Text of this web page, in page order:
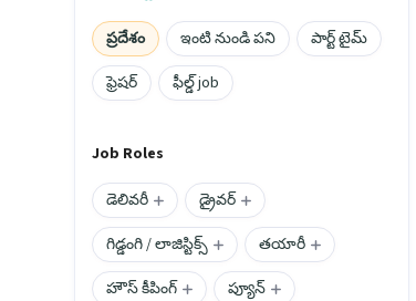
ప్రదేశం ఇంటి నుండి పని
పార్ట్ టైమ్
ఫ్రెషర్
ఫీల్డ్ job
Job Roles
డెలివరీ
డ్రైవర్
గిడ్డంగి / లాజిస్టిక్స్
తయారీ
హౌస్ కీపింగ్
ప్యూన్